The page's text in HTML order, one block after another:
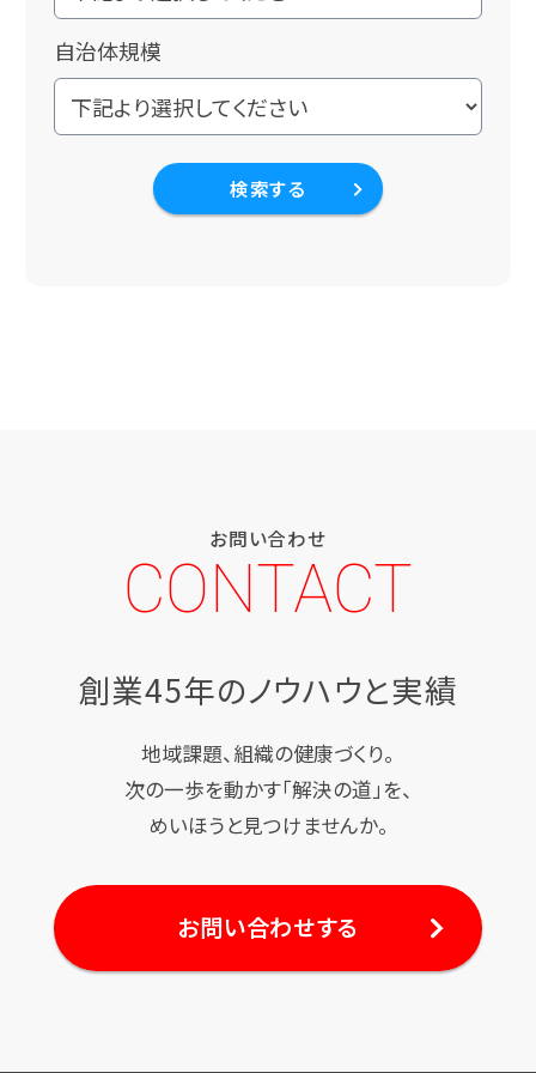
自治体規模
検索する
お問い合わせ
CONTACT
創業45年のノウハウと実績
地域課題、組織の健康づくり。
次の一歩を動かす「解決の道」を、
めいほうと見つけませんか。
お問い合わせする